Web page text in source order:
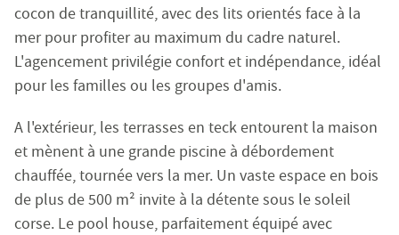
cocon de tranquillité, avec des lits orientés face à la
mer pour profiter au maximum du cadre naturel.
L'agencement privilégie confort et indépendance, idéal
pour les familles ou les groupes d'amis.
A l'extérieur, les terrasses en teck entourent la maison
et mènent à une grande piscine à débordement
chauffée, tournée vers la mer. Un vaste espace en bois
de plus de 500 m² invite à la détente sous le soleil
corse. Le pool house, parfaitement équipé avec
Siret : 483 630 372 00033 - Code APE : 6831Z
Numéro individuel d'assujettissement à la TVA : FR 48
Réglementation :
SARL EMILE GARCIN PROVENCE, titulaire de la carte
Adhérent au Syndicat National des Professionnels
Garantie financière auprès de Q.B.E Europe SA/NV -
Honoraires de négociation : 6 % TTC (5 % + TVA 20